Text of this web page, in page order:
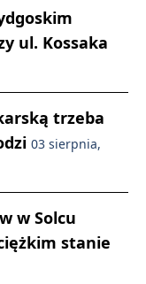
ul. Kossaka
trzeba
03 sierpnia,
w Solcu
stanie